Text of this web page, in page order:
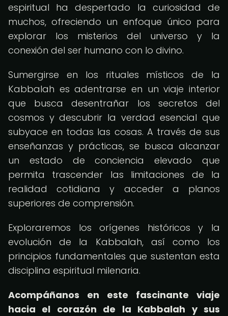
espiritual ha despertado la curiosidad de
muchos, ofreciendo un enfoque único para
explorar los misterios del universo y la
conexión del ser humano con lo divino.
Sumergirse en los rituales místicos de la
Kabbalah es adentrarse en un viaje interior
que busca desentrañar los secretos del
cosmos y descubrir la verdad esencial que
subyace en todas las cosas. A través de sus
enseñanzas y prácticas, se busca alcanzar
un estado de conciencia elevado que
permita trascender las limitaciones de la
realidad cotidiana y acceder a planos
superiores de comprensión.
Exploraremos los orígenes históricos y la
evolución de la Kabbalah, así como los
principios fundamentales que sustentan esta
disciplina espiritual milenaria.
Acompáñanos en este fascinante viaje
hacia el corazón de la Kabbalah y sus